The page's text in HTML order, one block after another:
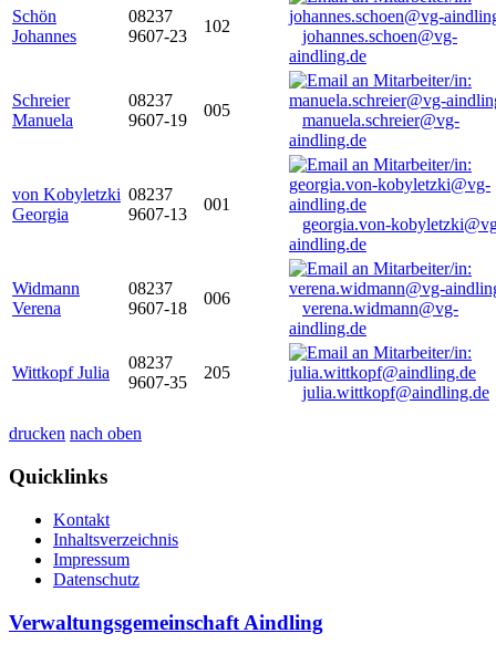
Schön
Johannes
08237
9607-23
102
johannes.schoen@vg-
aindling.de
Schreier
Manuela
08237
9607-19
005
manuela.schreier@vg-
aindling.de
von Kobyletzki
Georgia
08237
9607-13
001
georgia.von-
aindling.de
Widmann
Verena
08237
9607-18
006
verena.widmann@vg-
aindling.de
Wittkopf Julia
08237
9607-35
205
julia.wittkopf@aindling.de
drucken nach oben
Quicklinks
Kontakt
Inhaltsverzeichnis
Impressum
Datenschutz
Verwaltungsgemeinschaft Aindling